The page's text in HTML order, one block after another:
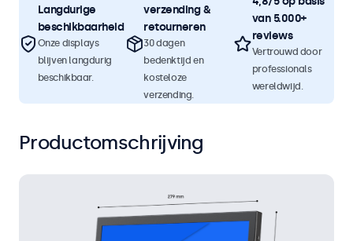
Langdurige
beschikbaarheid
Onze displays
blijven langdurig
beschikbaar.
verzending &
retourneren
30 dagen
bedenktijd en
kosteloze
verzending.
van 5.000+
reviews
Vertrouwd door
professionals
wereldwijd.
Productomschrijving